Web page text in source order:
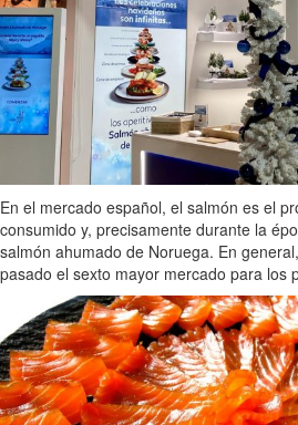
En el mercado español, el salmón es el
consumido y, precisamente durante la
salmón ahumado de Noruega. En
pasado el sexto mayor mercado para los